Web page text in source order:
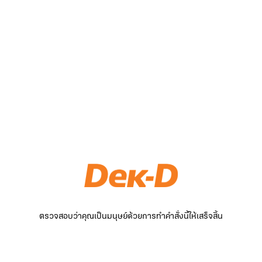
ตรวจสอบว่าคุณเป็นมนุษย์ด้วยการทำคำสั่งนี้ให้เสร็จสิ้น